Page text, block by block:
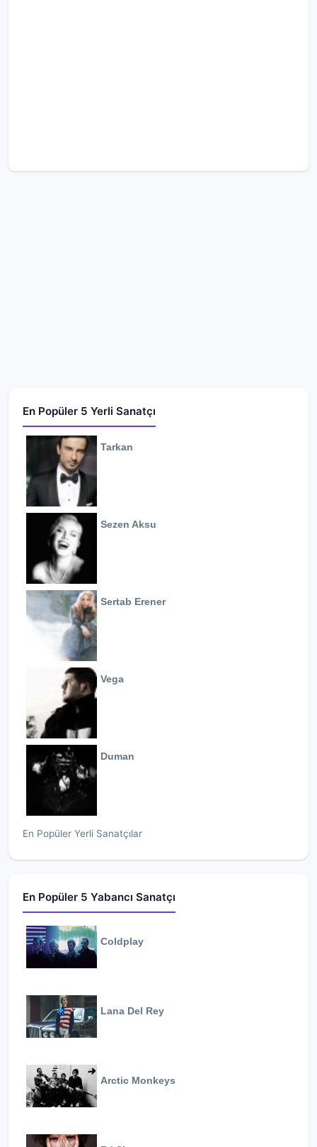
En Popüler 5 Yerli Sanatçı
Tarkan
Sezen Aksu
Sertab Erener
Vega
Duman
En Popüler Yerli Sanatçılar
En Popüler 5 Yabancı Sanatçı
Coldplay
Lana Del Rey
Arctic Monkeys